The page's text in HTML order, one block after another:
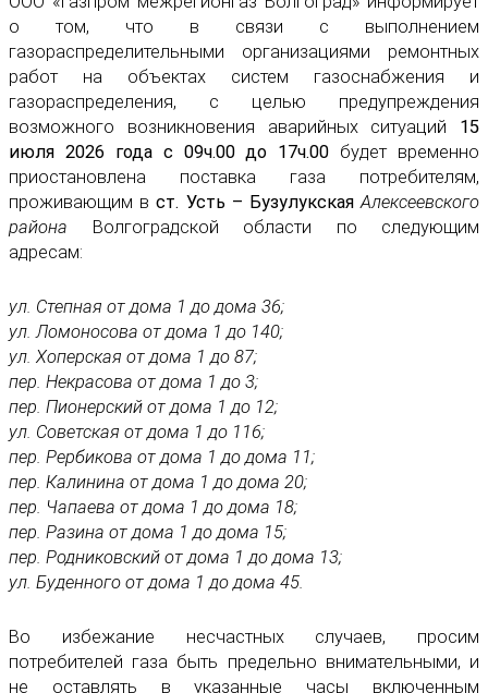
о том, что в связи с выполнением
газораспределительными организациями ремонтных
работ на объектах систем газоснабжения и
газораспределения, с целью предупреждения
возможного возникновения аварийных ситуаций 15
июля 2026 года с 09ч.00 до 17ч.00 будет временно
приостановлена поставка газа потребителям,
проживающим вст. Усть – БузулукскаяАлексеевского
района Волгоградской области по следующим
адресам:
ул. Степная от дома 1 до дома 36;
ул. Ломоносова от дома 1 до 140;
ул. Хоперская от дома 1 до 87;
пер. Некрасова от дома 1 до 3;
пер. Пионерский от дома 1 до 12;
ул. Советская от дома 1 до 116;
пер. Рербикова от дома 1 до дома 11;
пер. Калинина от дома 1 до дома 20;
пер. Чапаева от дома 1 до дома 18;
пер. Разина от дома 1 до дома 15;
пер. Родниковский от дома 1 до дома 13;
ул. Буденного от дома 1 до дома 45.
Во избежание несчастных случаев, просим
потребителей газа быть предельно внимательными, и
не оставлять в указанные часы включенным